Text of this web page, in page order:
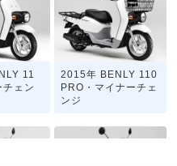
11
ェン
2015年 BENLY 110
PRO・マイナーチェ
ンジ